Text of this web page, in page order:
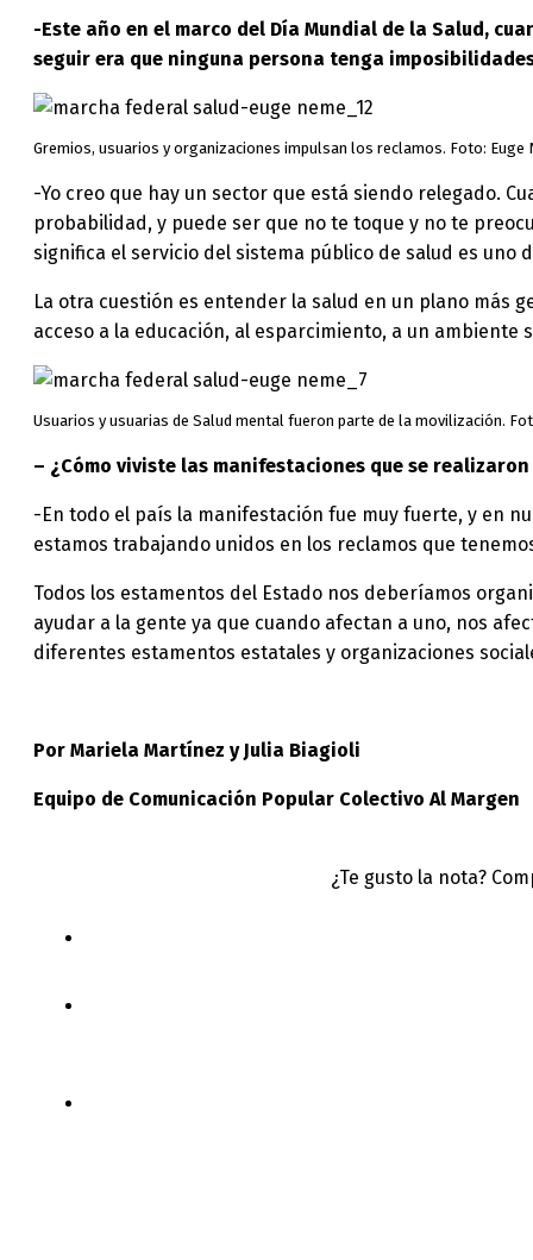
-Este año en el marco del Día Mundial de la Salud,
seguir era que ninguna persona tenga
Gremios, usuarios y organizaciones impulsan los reclamos. Foto: Euge
-Yo creo que hay un sector que está siendo relegado.
probabilidad, y puede ser que no te toque y no te
significa el servicio del sistema público de salud es uno
La otra cuestión es entender la salud en un plano más
acceso a la educación, al esparcimiento, a un
Usuarios y usuarias de Salud mental fueron parte de la movilización.
– ¿Cómo viviste las manifestaciones que se
-En todo el país la manifestación fue muy fuerte, y en
estamos trabajando unidos en los reclamos que
Todos los estamentos del Estado nos deberíamos
ayudar a la gente ya que cuando afectan a uno, nos
diferentes estamentos estatales y organizaciones
Por Mariela Martínez y Julia Biagioli
Equipo de Comunicación Popular Colectivo Al Margen
¿Te gusto la nota?